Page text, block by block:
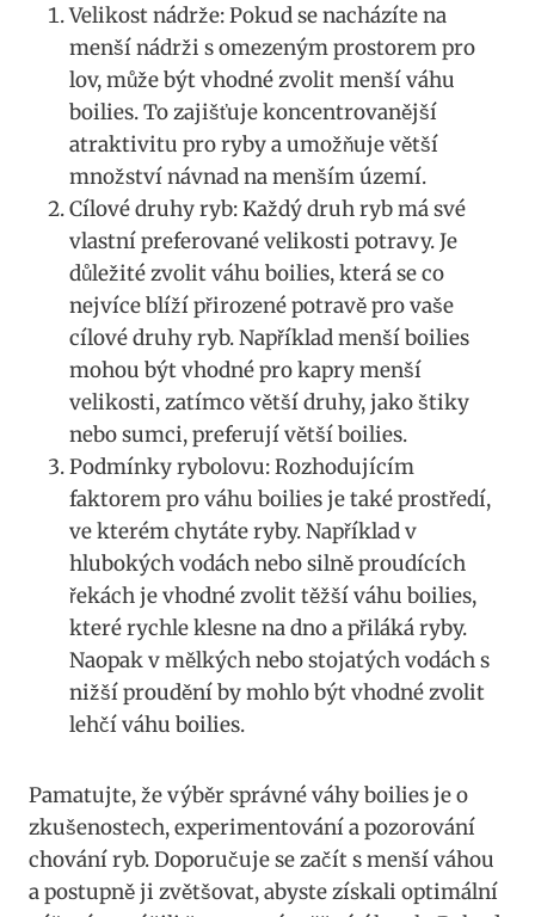
Velikost nádrže: Pokud se ⁢nacházíte ‍na⁣
menší nádrži⁣ s omezeným⁢ prostorem⁤ pro
lov, ​může být vhodné zvolit ⁢menší váhu ​
boilies. To zajišťuje koncentrovanější
atraktivitu pro ryby a umožňuje větší
množství návnad na menším území.
Cílové ⁣druhy ryb: Každý ‍druh ryb ⁢má své
vlastní preferované ​velikosti⁤ potravy. Je
důležité zvolit váhu⁢ boilies,⁤ která se co
nejvíce blíží přirozené potravě pro vaše ​
cílové druhy ryb. Například ​menší boilies
mohou‍ být vhodné pro kapry‍ menší
velikosti, zatímco⁢ větší druhy, jako štiky
⁣nebo sumci, preferují větší boilies.
Podmínky rybolovu: Rozhodujícím
faktorem pro váhu boilies ​je ​také prostředí,
ve kterém ​chytáte ryby. Například v
‍hlubokých vodách​ nebo silně proudících
řekách ‌je​ vhodné zvolit těžší váhu boilies,
které‍ rychle klesne na dno a⁣ přiláká ryby.
‍Naopak v​ mělkých nebo stojatých ⁣vodách s
nižší proudění by mohlo​ být vhodné zvolit
lehčí váhu boilies.
Pamatujte, že výběr správné​ váhy boilies je o
zkušenostech, experimentování⁢ a pozorování
chování ryb. Doporučuje se začít s menší váhou
a postupně ji zvětšovat, abyste ⁢získali​ optimální